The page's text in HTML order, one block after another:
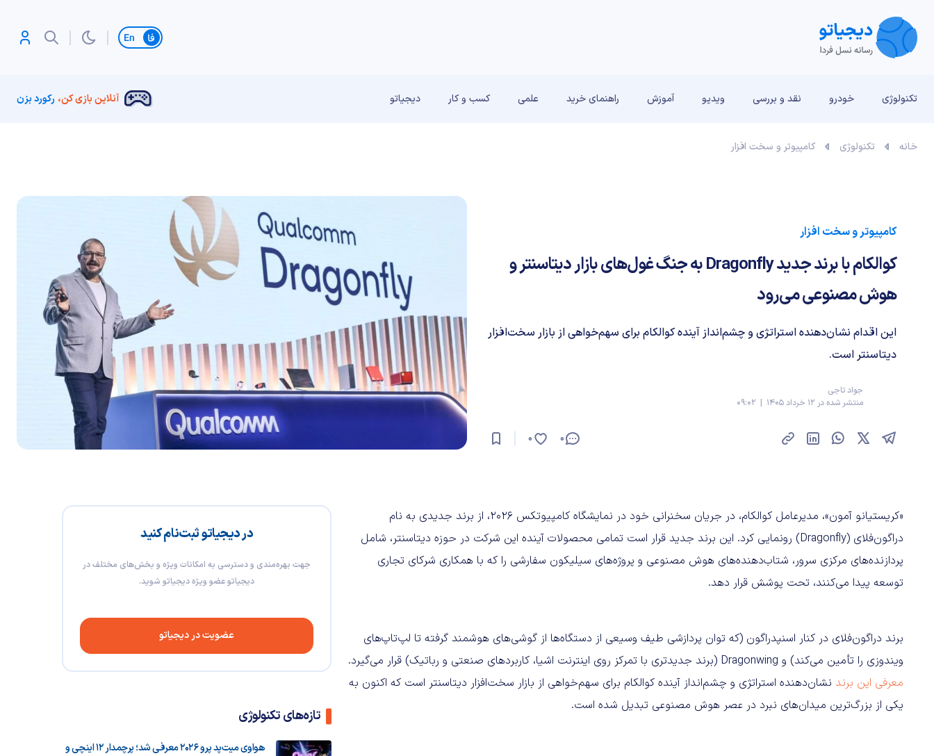
تغییر زبان
تکنولوژی خودرو نقد و بررسی‌ ویدیو آموزش راهنمای خرید علمی کسب و کار دیجیاتو آنلاین بازی کن، رکورد بزن
خانه تکنولوژی کامپیوتر و سخت افزار
کامپیوتر و سخت افزار
کوالکام با برند جدید Dragonfly به جنگ غول‌های بازار دیتاسنتر و
هوش مصنوعی می‌رود
این اقدام نشان‌دهنده استراتژی و چشم‌انداز آینده کوالکام برای سهم‌خواهی از بازار سخت‌افزار
دیتاسنتر است.
جواد تاجی
منتشر شده در 12 خرداد 1405 | 09:02
0
0
در دیجیاتو ثبت‌نام کنید
جهت بهره‌مندی و دسترسی به امکانات ویژه و بخش‌های مختلف در
دیجیاتو عضو ویژه دیجیاتو شوید.
عضویت در دیجیاتو
تازه‌های تکنولوژی
هواوی میت‌پد پرو 2026 معرفی شد؛ پرچمدار ۱۲ اینچی و
«کریستیانو آمون»، مدیرعامل کوالکام، در جریان سخنرانی خود در نمایشگاه کامپیوتکس ۲۰۲۶، از برند جدیدی به نام
دراگون‌فلای (Dragonfly) رونمایی کرد. این برند جدید قرار است تمامی محصولات آینده این شرکت در حوزه دیتاسنتر، شامل
پردازنده‌های مرکزی سرور، شتاب‌دهنده‌های هوش مصنوعی و پروژه‌های سیلیکون سفارشی را که با همکاری شرکای تجاری
توسعه پیدا می‌کنند، تحت پوشش قرار دهد.
برند دراگون‌فلای در کنار اسنپدراگون (که توان پردازشی طیف وسیعی از دستگاه‌ها از گوشی‌های هوشمند گرفته تا لپ‌تاپ‌های
ویندوزی را تأمین می‌کند) و Dragonwing (برند جدیدتری با تمرکز روی اینترنت اشیا، کاربردهای صنعتی و رباتیک) قرار می‌گیرد.
معرفی این برند نشان‌دهنده استراتژی و چشم‌انداز آینده کوالکام برای سهم‌خواهی از بازار سخت‌افزار دیتاسنتر است که اکنون به
یکی از بزرگ‌ترین میدان‌های نبرد در عصر هوش مصنوعی تبدیل شده است.